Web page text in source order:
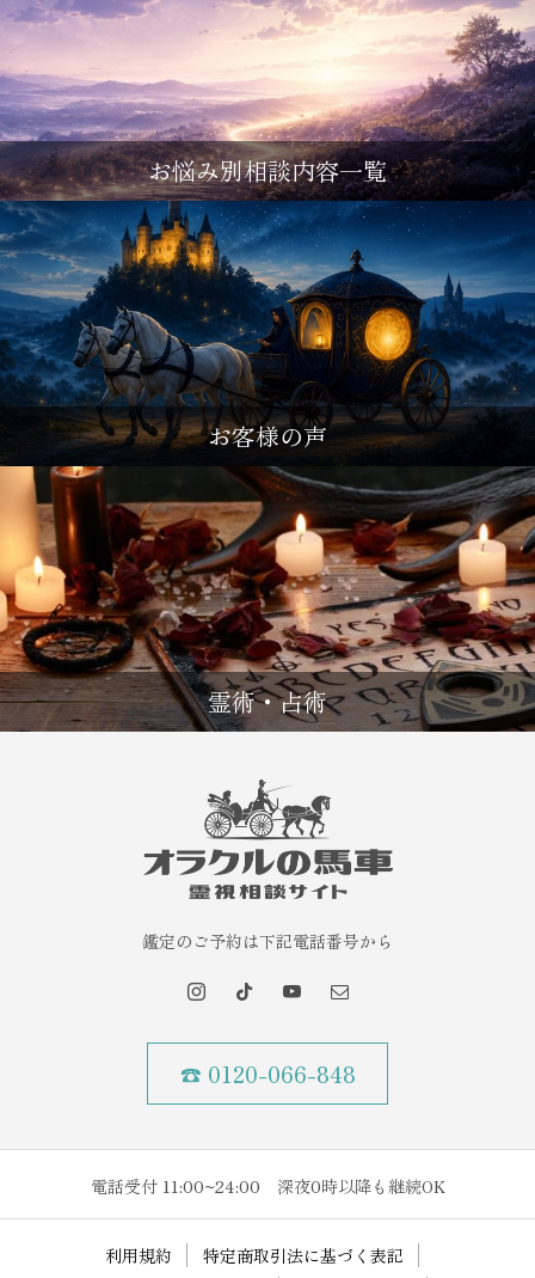
お悩み別相談内容一覧
お客様の声
霊術・占術
鑑定のご予約は下記電話番号から
☎ 0120-066-848
電話受付 11:00~24:00 深夜0時以降も継続OK
利用規約
特定商取引法に基づく表記